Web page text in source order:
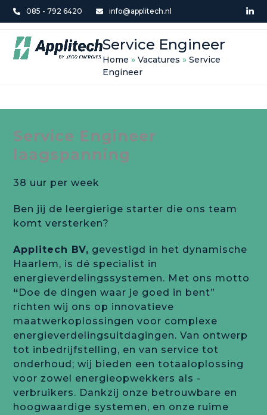
Skip
to
content
085 - 792 6420 info@applitech.nl
Open
mobile
Close
mobile
Service Engineer
Home »Vacatures »Service
Engineer
Service Engineer
laagspanning
38 uur per week
Ben jij de leergierige starter die ons team
komt versterken?
Applitech BV, gevestigd in het dynamische
Haarlem, is dé specialist in
energieverdelingssystemen. Met ons motto
“Doe de dingen waar je goed in bent”
richten wij ons op innovatieve
maatwerkoplossingen voor complexe
energieverdelingsuitdagingen. Van ontwerp
tot inbedrijfstelling, en van service tot
onderhoud; wij bieden een totaaloplossing
voor zowel energieopwekkers als -
verbruikers. Dankzij onze betrouwbare en
hoogwaardige systemen, en onze ruime